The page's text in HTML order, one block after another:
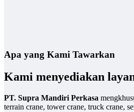
Apa yang Kami Tawarkan
Kami menyediakan
PT. Supra Mandiri Perkasa
terrain crane, tower crane, truck crane,